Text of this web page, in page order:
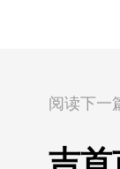
阅读下一